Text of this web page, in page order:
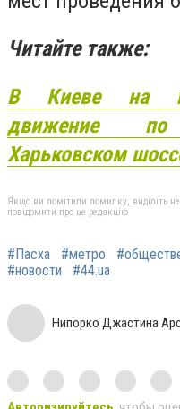
Читайте также:
В Киеве на
движение
Харьковском
Якщо ви помітили помилку, виділіть
повідомити про це редакцію
#Пасха #метро
#новости
#44.ua
Нипорко Джастина